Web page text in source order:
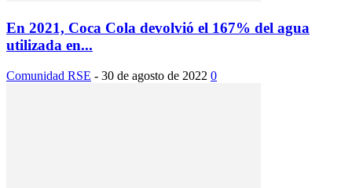
En 2021, Coca Cola devolvió el 167% del agua
utilizada en...
Comunidad RSE - 30 de agosto de 2022 0